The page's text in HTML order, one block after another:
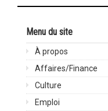
Menu du site
À propos
Affaires/Finance
Culture
Emploi